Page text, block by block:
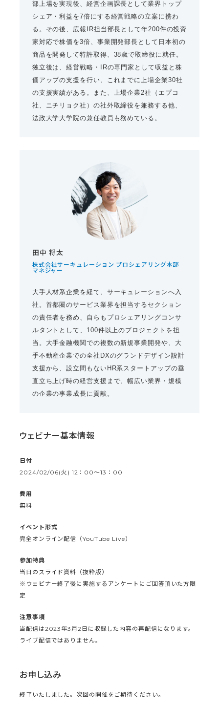
部上場を実現後、経営企画課長として業界トップ
シェア・利益を7倍にする経営戦略の立案に携わ
る。その後、広報IR担当部長として年200件の投資
家対応で株価を3倍、事業開発部長として日本初の
商品を開発して特許取得、38歳で取締役に就任。
独立後は、経営戦略・IRの専門家として収益と株
価アップの支援を行い、これまでに上場企業30社
の支援実績がある。また、上場企業2社（エプコ
社、ニチリョク社）の社外取締役を兼務する他、
法政大学大学院の兼任教員も務めている。
田中 将太
株式会社サーキュレーション プロシェアリング本部
マネジャー
大手人材系企業を経て、サーキュレーションへ入
社。首都圏のサービス業界を担当するセクション
の責任者を務め、自らもプロシェアリングコンサ
ルタントとして、100件以上のプロジェクトを担
当。大手金融機関での複数の新規事業開発や、大
手不動産企業での全社DXのグランドデザイン設計
支援から、設立間もないHR系スタートアップの垂
直立ち上げ時の経営支援まで、幅広い業界・規模
の企業の事業成長に貢献。
ウェビナー基本情報
日付
2024/02/06(火) 12：00〜13：00
費用
無料
イベント形式
完全オンライン配信（YouTube Live）
参加特典
当日のスライド資料（抜粋版）
※ウェビナー終了後に実施するアンケートにご回答頂いた方限
定
注意事項
当配信は2023年3月2日に収録した内容の再配信になります。
ライブ配信ではありません。
お申し込み
終了いたしました。次回の開催をご期待ください。